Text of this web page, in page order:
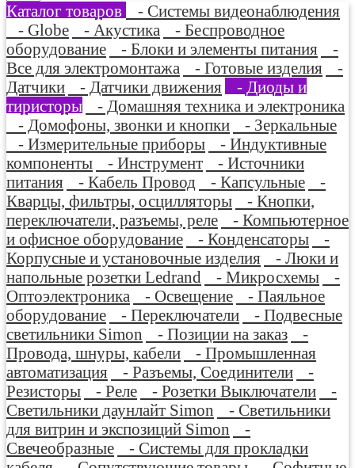
Каталог товаров
- Системы видеонаблюдения
- Globe
- Акустика
- Беспроводное
оборудование
- Блоки и элементы питания
-
Все для электромонтажа
- Готовые изделия
-
Датчики
- Датчики движения
- Диоды и
тиристоры
- Домашняя техника и электроника
- Домофоны, звонки и кнопки
- Зеркальные
- Измерительные приборы
- Индуктивные
компоненты
- Инструмент
- Источники
питания
- Кабель Провод - Капсульные
-
Кварцы, фильтры, осцилляторы
- Кнопки,
переключатели, разъемы, реле
- Компьютерное
и офисное оборудование
- Конденсаторы
-
Корпусные и установочные изделия
- Люки и
напольные розетки Ledrand
- Микросхемы
-
Оптоэлектроника
- Освещение
- Паяльное
оборудование
- Переключатели
- Подвесные
светильники Simon
- Позиции на заказ
-
Провода, шнуры, кабели
- Промышленная
автоматизация
- Разъемы, Соединители
-
Резисторы
- Реле - Розетки Выключатели
-
Светильники даунлайт Simon
- Светильники
для витрин и экспозиций Simon
-
Свечеобразные
- Системы для прокладки